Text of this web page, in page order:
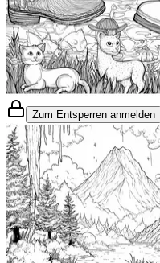
Zum Entsperren anmelden